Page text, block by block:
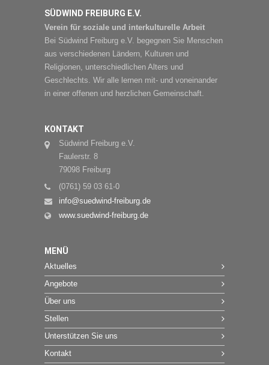
SÜDWIND FREIBURG E.V.
Verein für soziale und interkulturelle Arbeit
Bei Südwind Freiburg e.V. begegnen Sie Menschen
aus verschiedenen Ländern, Kulturen und
Religionen, unterschiedlichen Alters und
Geschlechts. Wir alle lernen mit- und voneinander
in einer offenen und herzlichen Gemeinschaft.
KONTAKT
Südwind Freiburg e.V.
Faulerstr. 8
79098 Freiburg
(0761) 59 03 61-0
info@suedwind-freiburg.de
www.suedwind-freiburg.de
MENÜ
Aktuelles
Angebote
Über uns
Stellen
Unterstützen Sie uns
Kontakt